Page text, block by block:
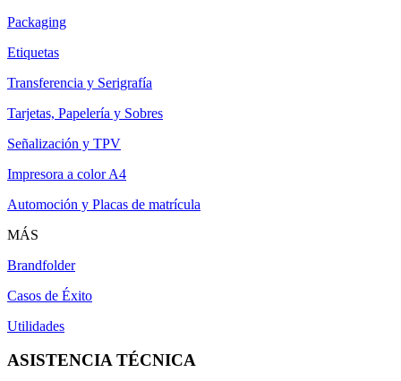
Packaging
Etiquetas
Transferencia y Serigrafía
Tarjetas, Papelería y Sobres
Señalización y TPV
Impresora a color A4
Automoción y Placas de matrícula
MÁS
Brandfolder
Casos de Éxito
Utilidades
ASISTENCIA TÉCNICA